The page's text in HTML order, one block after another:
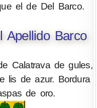
el de Del Barco.
Apellido Barco
Calatrava de gules,
lis de azur. Bordura
de oro.